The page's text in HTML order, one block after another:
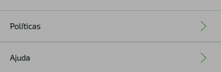
Políticas
Ajuda